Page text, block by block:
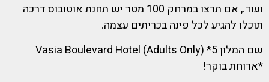
ועוד., אם תרצו במרחק 100 מטר יש תחנת אוטובוס דרכה
תוכלו להגיע לכל פינה בכריתים עצמה.
שם המלון 5* Vasia Boulevard Hotel (Adults Only)
*ארוחת בוקר!